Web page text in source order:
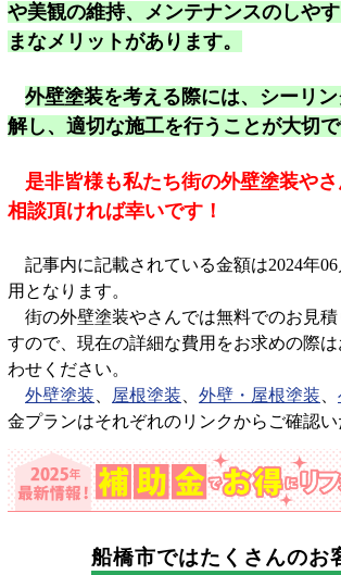
や美観の維持、メンテナンスのしや
まなメリットがあります。
外壁塗装を考える際には、シーリ
解し、適切な施工を行うことが大切
是非皆様も私たち街の外壁塗装や
相談頂ければ幸いです！
記事内に記載されている金額は2024年
用となります。
街の外壁塗装やさんでは無料でのお見積
すので、現在の詳細な費用をお求めの際
わせください。
外壁塗装、 屋根塗装、 外壁・屋根塗装、
金プランはそれぞれのリンクからご確認い
船橋市ではたくさんのお